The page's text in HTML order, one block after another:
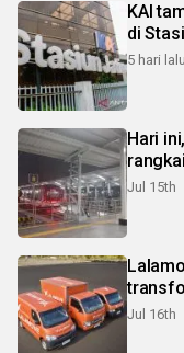
KAI
di
5 hari lalu
Hari
Jul 15th
Jul 16th